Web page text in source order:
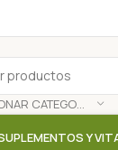
SELECCIONAR CATEGORÍA
Y